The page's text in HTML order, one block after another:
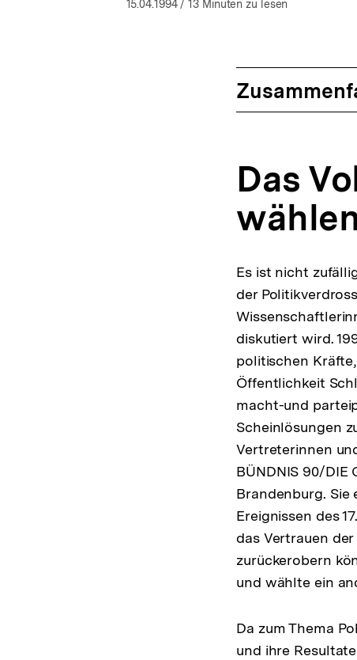
öffnen
15.04.1994/ 13 Minuten zu lesen
Das
Es ist nicht
der
diskutiert wird.
politischen
Öffentlichkeit
macht-und
Scheinlösungen
Vertreterinnen
BÜNDNIS 90/DIE
Brandenburg. Sie
Ereignissen des
das Vertrauen
zurückerobern
und wählte ein
Da zum Thema
und ihre